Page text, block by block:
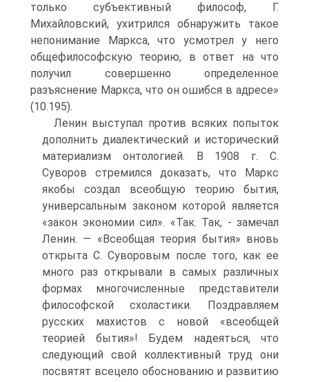
только субъективный философ, Г.
Михайловский, ухитрился обнаружить такое
непонимание Маркса, что усмотрел у него
общефилософскую теорию, в ответ на что
получил совершенно определенное
разъяснение Маркса, что он ошибся в адресе»
(10.195).
Ленин выступал против всяких попыток
дополнить диалектический и исторический
материализм онтологией. В 1908 г. С.
Суворов стремился доказать, что Маркс
якобы создал всеобщую теорию бытия,
универсальным законом которой является
«закон экономии сил». «Так. Так, - замечал
Ленин. — «Всеобщая теория бытия» вновь
открыта С. Суворовым после того, как ее
много раз открывали в самых различных
формах многочисленные представители
философской схоластики. Поздравляем
русских махистов с новой «всеобщей
теорией бытия»! Будем надеяться, что
следующий свой коллективный труд они
посвятят всецело обоснованию и развитию